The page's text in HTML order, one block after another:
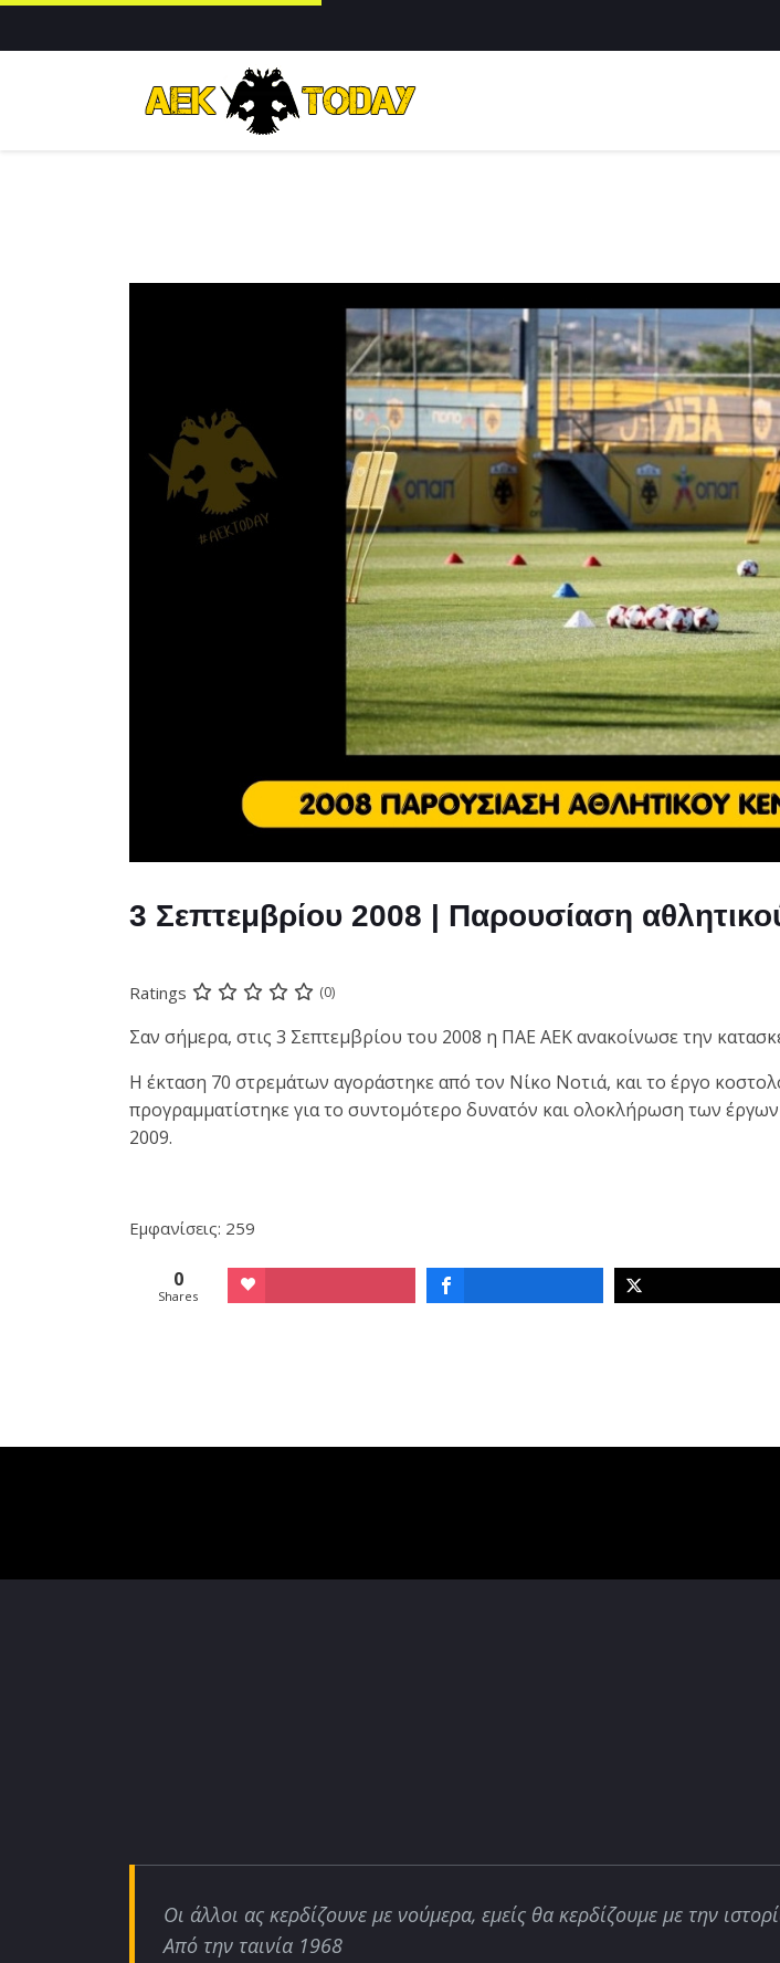
3 Σεπτεμβρίου 2008 | Παρουσίαση
Ratings (0)
Σαν σήμερα, στις 3 Σεπτεμβρίου του 2008 η ΠΑΕ ΑΕΚ ανακοίνωσε την
Η έκταση 70 στρεμάτων αγοράστηκε από τον Νίκο Νοτιά, και το έργο
προγραμματίστηκε για το συντομότερο δυνατόν και ολοκλήρωση των
2009.
Εμφανίσεις: 259
0
Shares
Οι άλλοι ας κερδίζουνε με νούμερα, εμείς θα κερδίζουμε με την
Από την ταινία 1968